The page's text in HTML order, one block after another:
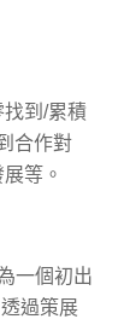
到/累積
合作對
等。
一個初出
過策展